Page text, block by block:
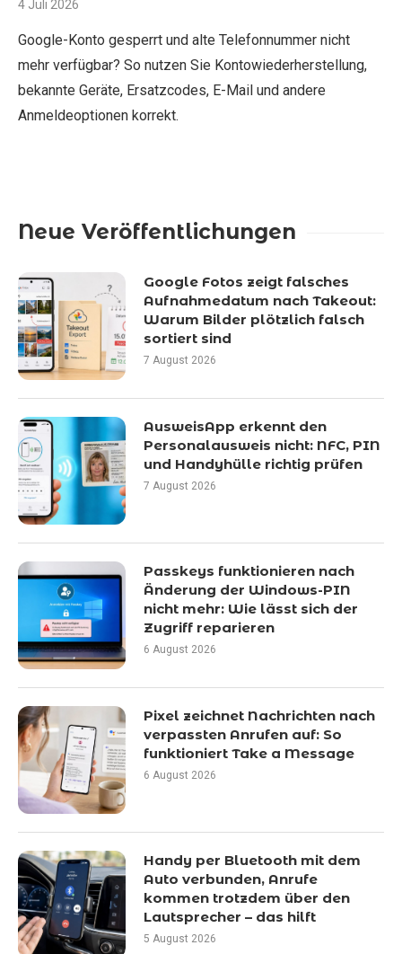
4 Juli 2026
Google-Konto gesperrt und alte Telefonnummer nicht
mehr verfügbar? So nutzen Sie Kontowiederherstellung,
bekannte Geräte, Ersatzcodes, E-Mail und andere
Anmeldeoptionen korrekt.
Neue Veröffentlichungen
Google Fotos zeigt falsches
Aufnahmedatum nach Takeout:
Warum Bilder plötzlich falsch
sortiert sind
7 August 2026
AusweisApp erkennt den
Personalausweis nicht: NFC, PIN
und Handyhülle richtig prüfen
7 August 2026
Passkeys funktionieren nach
Änderung der Windows-PIN
nicht mehr: Wie lässt sich der
Zugriff reparieren
6 August 2026
Pixel zeichnet Nachrichten nach
verpassten Anrufen auf: So
funktioniert Take a Message
6 August 2026
Handy per Bluetooth mit dem
Auto verbunden, Anrufe
kommen trotzdem über den
Lautsprecher – das hilft
5 August 2026